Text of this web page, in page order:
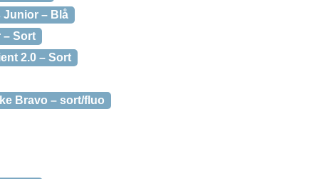
Junior – Blå
– Sort
2.0 – Sort
Bravo – sort/fluo